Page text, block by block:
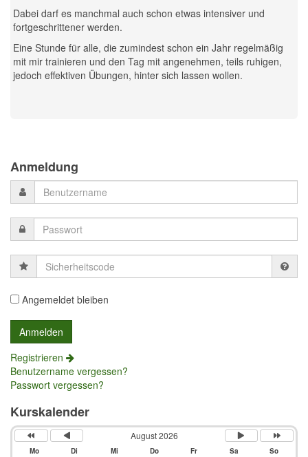
Dabei darf es manchmal auch schon etwas intensiver und
fortgeschrittener werden.
Eine Stunde für alle, die zumindest schon ein Jahr regelmäßig
mit mir trainieren und den Tag mit angenehmen, teils ruhigen,
jedoch effektiven Übungen, hinter sich lassen wollen.
Anmeldung
Sicherheitscode
Angemeldet bleiben
Registrieren
Benutzername vergessen?
Passwort vergessen?
Kurskalender
August 2026
Mo Di Mi Do Fr Sa
So